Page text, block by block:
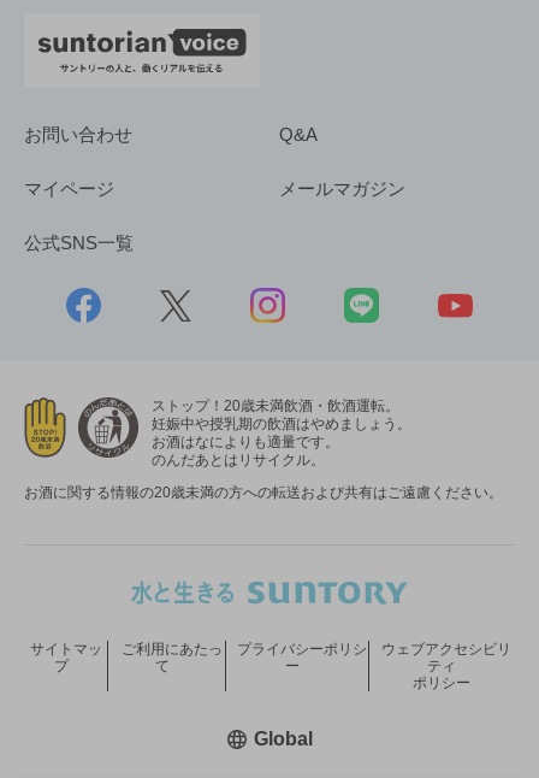
お問い合わせ Q&A
マイページ メールマガジン
公式SNS一覧
ストップ！20歳未満飲酒・飲酒運転。
妊娠中や授乳期の飲酒はやめましょう。
お酒はなによりも適量です。
のんだあとはリサイクル。
お酒に関する情報の20歳未満の方への転送および共有はご遠慮ください。
サイトマッ
プ
ご利用にあたっ
て
プライバシーポリシ
ー
ウェブアクセシビリ
ティ
ポリシー
Global新しいウィンドウで開く